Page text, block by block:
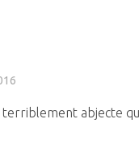
abjecte